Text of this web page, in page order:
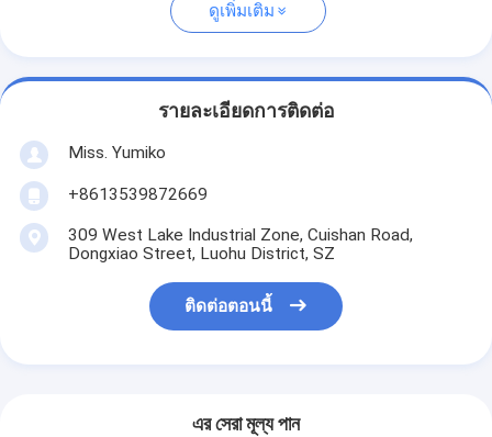
ดูเพิ่มเติม
รายละเอียดการติดต่อ
Miss. Yumiko
+8613539872669
309 West Lake Industrial Zone, Cuishan Road,
Dongxiao Street, Luohu District, SZ
ติดต่อตอนนี้
এর সেরা মূল্য পান